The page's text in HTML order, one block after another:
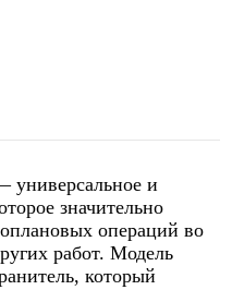
универсальное и
значительно
операций во
работ. Модель
который